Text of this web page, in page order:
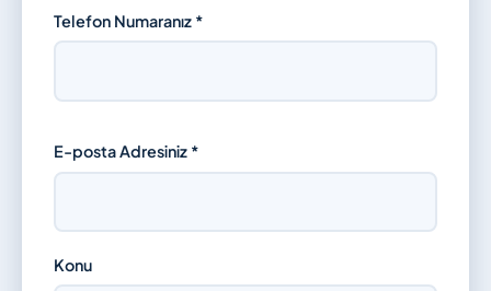
Telefon Numaranız *
E-posta Adresiniz *
Konu